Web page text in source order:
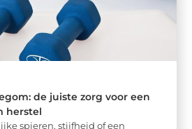
de juiste zorg voor een
herstel
spieren, stijfheid of een